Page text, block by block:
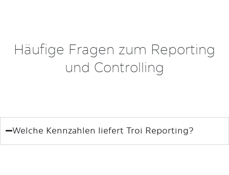
Häufige Fragen zum Reporting
und Controlling
Welche Kennzahlen liefert Troi Reporting?